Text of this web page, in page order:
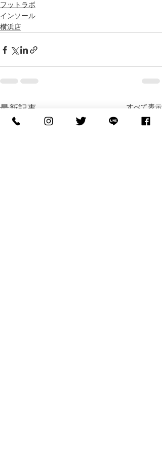
フットラボ
インソール
横浜店
最新記事 すべて表示